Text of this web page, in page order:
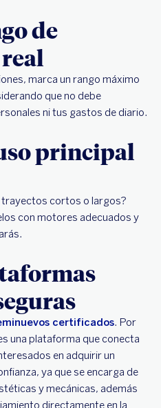
de
marca un rango máximo
que no debe
ni tus gastos de diario.
principal
trayectos cortos o largos?
con motores adecuados y
certificados. Por
una plataforma que conecta
en adquirir un
ya que se encarga de
y mecánicas, además
directamente en la